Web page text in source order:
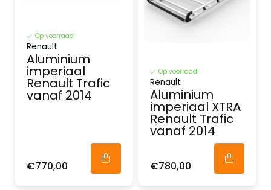
Op voorraad
Renault
Aluminium
imperiaal
Renault Trafic
vanaf 2014
€770,00
Op voorraad
Renault
Aluminium
imperiaal XTRA
Renault Trafic
vanaf 2014
€780,00